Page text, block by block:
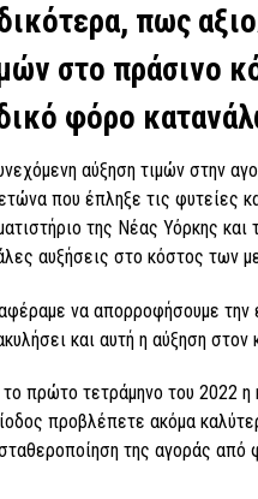
πως
στο πράσινο
φόρο
αύξηση τιμών στην
που έπληξε τις φυτείες
της Νέας Υόρκης
αυξήσεις στο κόστος των
να απορροφήσουμε την
και αυτή η αύξηση στον
πρώτο τετράμηνο του 2022 η
προβλέπετε ακόμα
της αγοράς από